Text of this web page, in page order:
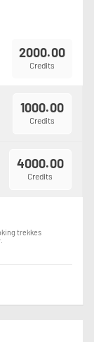
2000.00
Credits
1000.00
Credits
4000.00
Credits
trekkes